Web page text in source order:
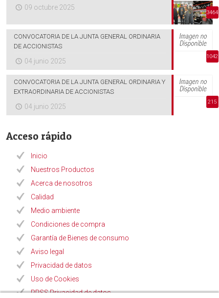
3464
09 octubre 2025
1042
CONVOCATORIA DE LA JUNTA GENERAL ORDINARIA
DE ACCIONISTAS
04 junio 2025
215
CONVOCATORIA DE LA JUNTA GENERAL ORDINARIA Y
EXTRAORDINARIA DE ACCIONISTAS
04 junio 2025
Acceso rápido
Inicio
Nuestros Productos
Acerca de nosotros
Calidad
Medio ambiente
Condiciones de compra
Garantía de Bienes de consumo
Aviso legal
Privacidad de datos
Uso de Cookies
RRSS Privacidad de datos